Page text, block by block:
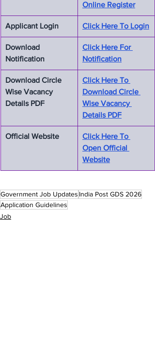
Online Register
Applicant Login Click Here To Login
Download
Notification
Click Here For
Notification
Download Circle
Wise Vacancy
Details PDF
Click Here To
Download Circle
Wise Vacancy
Details PDF
Official Website
Click Here To
Open Official
Website
Government Job Updates India Post GDS 2026
Application Guidelines
Job